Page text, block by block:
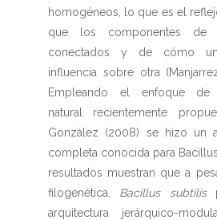
homogéneos, lo que es el
que los componentes de
conectados y de cómo
influencia sobre otra
Empleando el enfoque de
natural recientemente
González (2008) se hizo un
completa conocida para
resultados muestran que a
filogenética, Bacillus subtilis
arquitectura jerárquico-